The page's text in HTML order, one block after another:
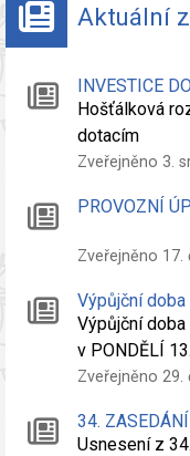
Aktuální
INVESTICE
Hošťálková
dotacím
Zveřejněno 3.
PROVOZNÍ
Zveřejněno 17.
Výpůjční
Výpůjční
v PONDĚLÍ
Zveřejněno 29.
34.
Usnesení z